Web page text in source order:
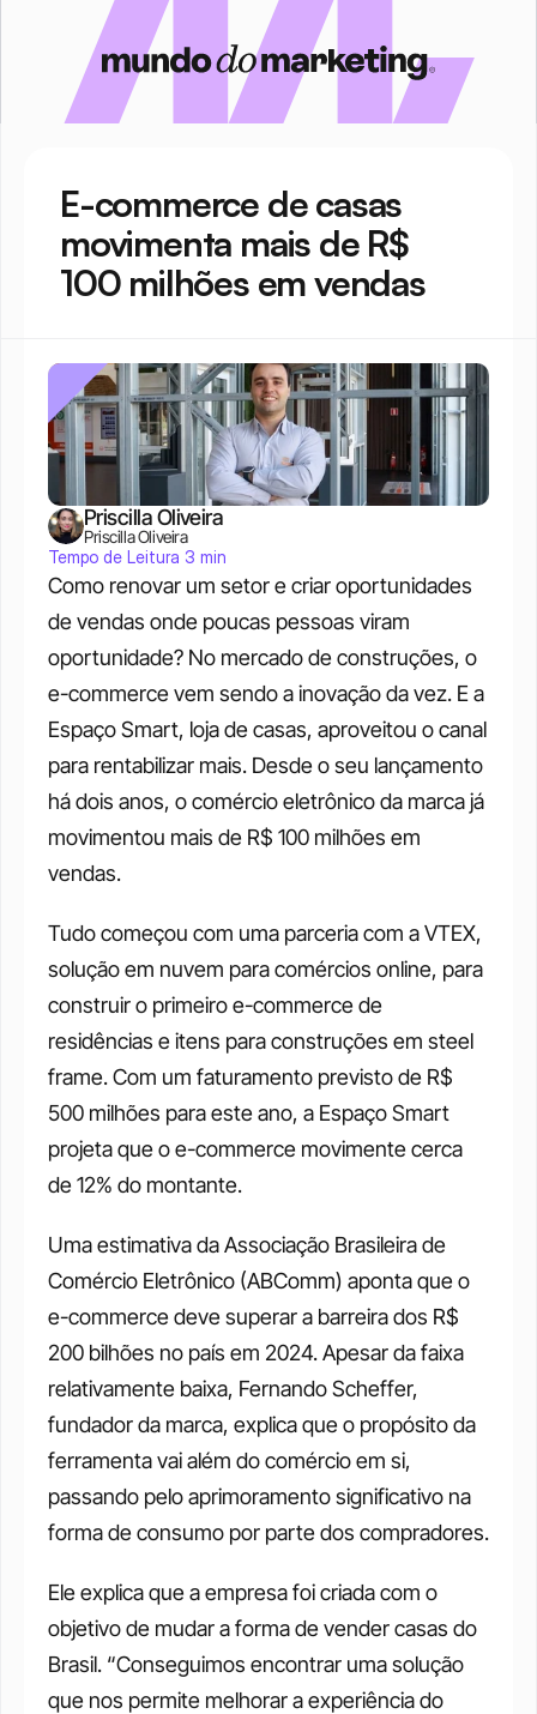
E-commerce de casas
movimenta mais de R$
100 milhões em vendas
Como renovar um setor e criar oportunidades
de vendas onde poucas pessoas viram
oportunidade? No mercado de construções, o
e-commerce vem sendo a inovação da vez. E a
Espaço Smart, loja de casas, aproveitou o canal
para rentabilizar mais. Desde o seu lançamento
há dois anos, o comércio eletrônico da marca já
movimentou mais de R$ 100 milhões em
vendas.
Tudo começou com uma parceria com a VTEX,
solução em nuvem para comércios online, para
construir o primeiro e-commerce de
residências e itens para construções em steel
frame. Com um faturamento previsto de R$
500 milhões para este ano, a Espaço Smart
projeta que o e-commerce movimente cerca
de 12% do montante.
Uma estimativa da Associação Brasileira de
Comércio Eletrônico (ABComm) aponta que o
e-commerce deve superar a barreira dos R$
200 bilhões no país em 2024. Apesar da faixa
relativamente baixa, Fernando Scheffer,
fundador da marca, explica que o propósito da
ferramenta vai além do comércio em si,
passando pelo aprimoramento significativo na
forma de consumo por parte dos compradores.
Ele explica que a empresa foi criada com o
objetivo de mudar a forma de vender casas do
Brasil. “Conseguimos encontrar uma solução
que nos permite melhorar a experiência do
Priscilla Oliveira
Priscilla Oliveira
Tempo de Leitura 3 min